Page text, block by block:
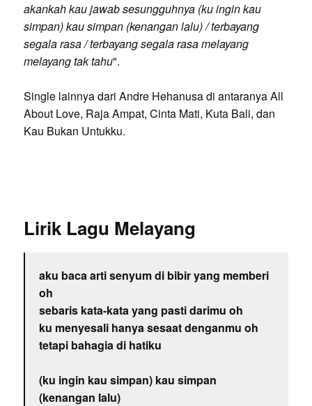
akankah kau jawab sesungguhnya (ku ingin kau
simpan) kau simpan (kenangan lalu) / terbayang
segala rasa / terbayang segala rasa melayang
melayang tak tahu".
Single lainnya dari Andre Hehanusa di antaranya All
About Love, Raja Ampat, Cinta Mati, Kuta Bali, dan
Kau Bukan Untukku.
Lirik Lagu Melayang
aku baca arti senyum di bibir yang memberi
oh
sebaris kata-kata yang pasti darimu oh
ku menyesali hanya sesaat denganmu oh
tetapi bahagia di hatiku
(ku ingin kau simpan) kau simpan
(kenangan lalu)